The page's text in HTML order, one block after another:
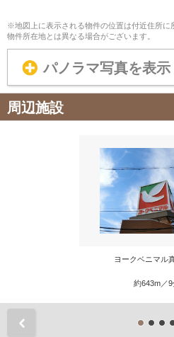
※地図上に表示される物件の位置は付近住所に
物件所在地とは異なる場合がございます。
パノラマ写真を表示
周辺施設
ヨークベニマル
約643m／9